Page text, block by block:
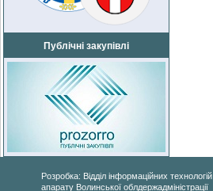
Публічні закупівлі
Розробка: Відділ інформаційних технологій
апарату Волинської облдержадміністрації